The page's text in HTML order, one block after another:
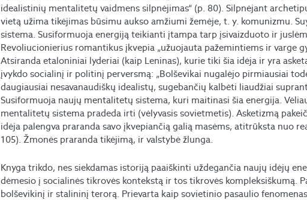
idealistinių mentalitetų vaidmens silpnėjimas“ (p. 80). Silpnėjant
vietą užima tikėjimas būsimu aukso amžiumi žemėje, t. y. komunizmu.
sistema. Susiformuoja energiją teikianti įtampa tarp įsivaizduoto ir
Revoliucionierius romantikus įkvepia „užuojauta pažemintiems ir varge
Atsiranda etaloniniai lyderiai (kaip Leninas), kurie tiki šia idėja ir yra
įvykdo socialinį ir politinį perversmą: „Bolševikai nugalėjo pirmiausiai
daugiausiai nesavanaudiškų idealistų, sugebančių kalbėti liaudžiai
Susiformuoja naujų mentalitetų sistema, kuri maitinasi šia energija.
mentalitetų sistema pradeda irti (vėlyvasis sovietmetis). Asketizmą
idėja palengva praranda savo įkvepiančią galią masėms, atitrūksta nuo
105). Žmonės praranda tikėjimą, ir valstybė žlunga.
Knyga trikdo, nes siekdamas istoriją paaiškinti uždegančia naujų idėjų
dėmesio į socialinės tikrovės kontekstą ir tos tikrovės kompleksiškumą.
bolševikinį ir stalininį terorą. Prievarta kaip sovietinio pasaulio